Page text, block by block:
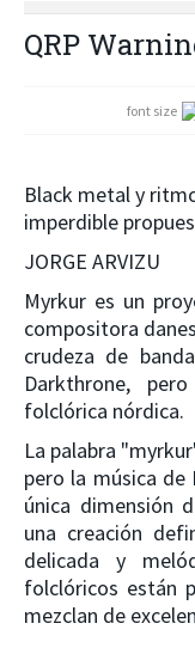
QRP
font size
Black metal y
imperdible
JORGE ARVIZU
Myrkur es un
compositora
crudeza de
Darkthrone,
folclórica nórdica.
La palabra
pero la música de
única dimensión
una creación
delicada y
folclóricos están
mezclan de